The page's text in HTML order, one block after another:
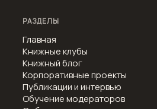
РАЗДЕЛЫ
Главная
Книжные клубы
Книжный блог
Корпоративные проекты
Публикации и интервью
Обучение модераторов